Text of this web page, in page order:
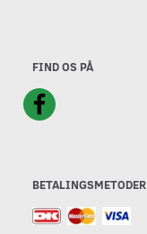
FIND OS PÅ
BETALINGSMETODER